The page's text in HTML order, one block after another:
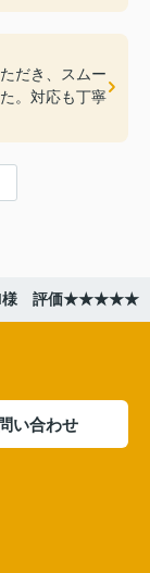
だき、スムー
。対応も丁寧
様 評価★★★★★
い合わせ